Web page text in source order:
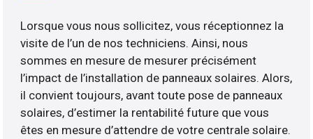
Lorsque vous nous sollicitez, vous réceptionnez la
visite de l’un de nos techniciens. Ainsi, nous
sommes en mesure de mesurer précisément
l’impact de l’installation de panneaux solaires. Alors,
il convient toujours, avant toute pose de panneaux
solaires, d’estimer la rentabilité future que vous
êtes en mesure d’attendre de votre centrale solaire.